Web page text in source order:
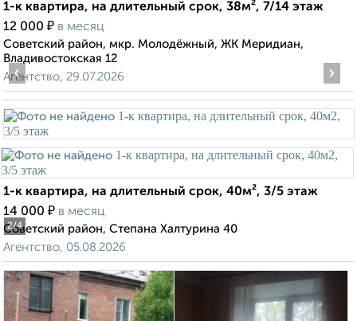
1-к квартира, на длительный срок, 38м², 7/14 этаж
12 000 ₽ в месяц
Советский район, мкр. Молодёжный, ЖК Меридиан,
Владивостокская 12
Агентство, 29.07.2026
2/4
‹ ›
1-к квартира, на длительный срок, 40м², 3/5 этаж
14 000 ₽ в месяц
Советский район, Степана Халтурина 40
Агентство, 05.08.2026